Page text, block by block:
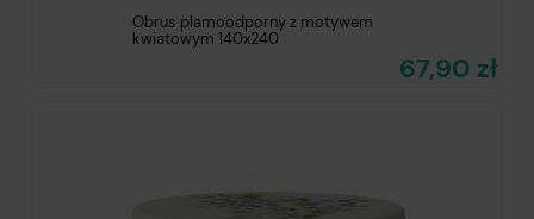
Obrus plamoodporny z motywem
kwiatowym 140x240
67,90 zł